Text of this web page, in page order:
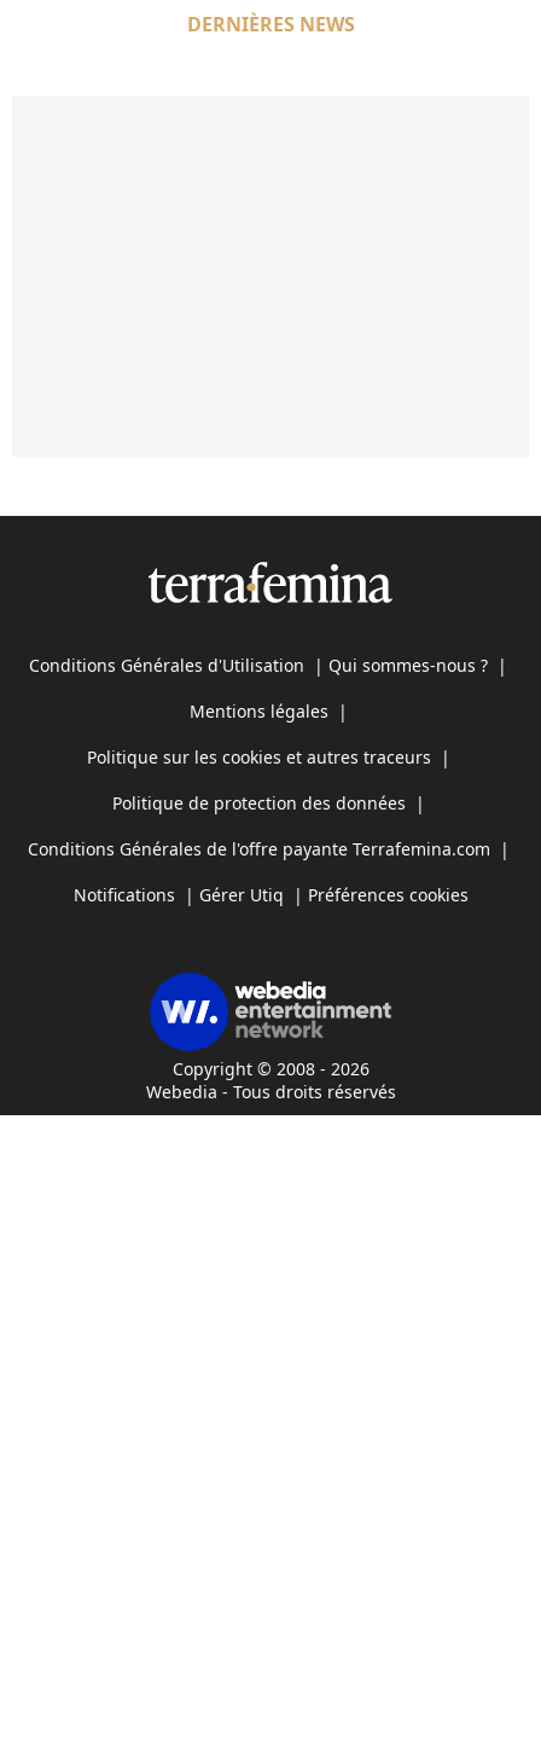
DERNIÈRES NEWS
Conditions Générales d'Utilisation | Qui sommes-nous ? |
Mentions légales |
Politique sur les cookies et autres traceurs |
Politique de protection des données |
Conditions Générales de l'offre payante Terrafemina.com |
Notifications | Gérer Utiq | Préférences cookies
Copyright © 2008 - 2026
Webedia - Tous droits réservés